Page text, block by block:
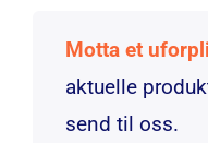
Motta et
aktuelle
send til oss.